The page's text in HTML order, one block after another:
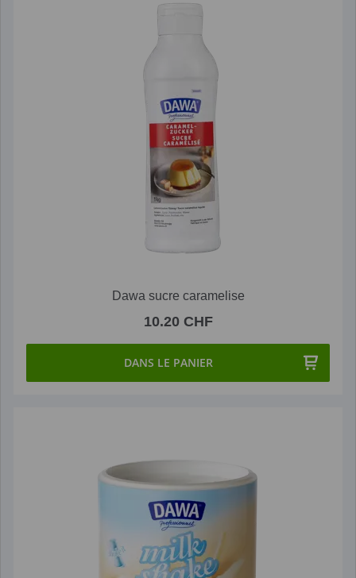
Dawa sucre caramelise
10.20 CHF
DANS LE PANIER